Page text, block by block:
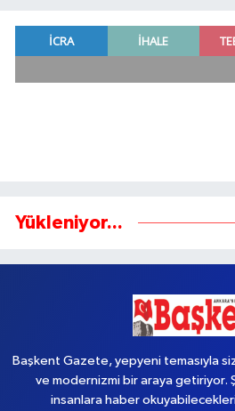
Yükleniyor...
Başkent Gazete, yepyeni temasıyla
ve modernizmi bir araya getiriyor.
insanlara haber